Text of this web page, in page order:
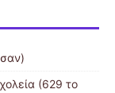
(629 το